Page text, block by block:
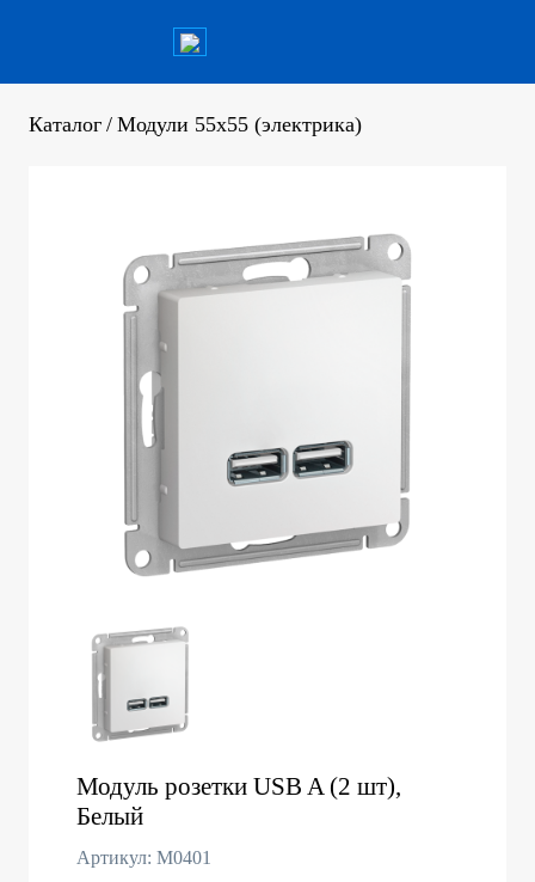
Каталог / Модули 55x55 (электрика)
Модуль розетки USB A (2 шт),
Белый
Артикул: M0401